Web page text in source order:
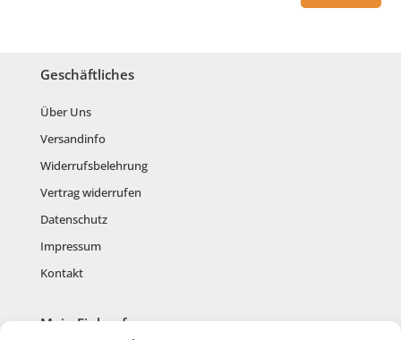
Geschäftliches
Über Uns
Versandinfo
Widerrufsbelehrung
Vertrag widerrufen
Datenschutz
Impressum
Kontakt
Mein Einkauf